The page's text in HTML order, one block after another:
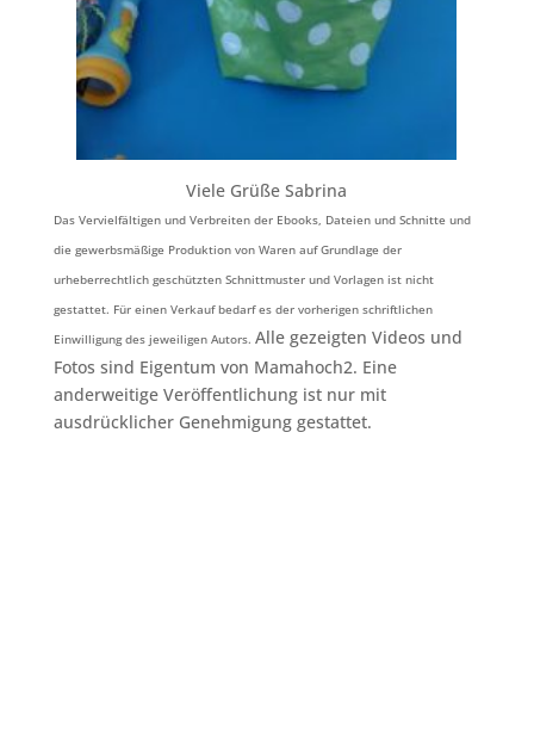
Viele Grüße Sabrina
Das Vervielfältigen und Verbreiten der Ebooks, Dateien und Schnitte und
die gewerbsmäßige Produktion von Waren auf Grundlage der
urheberrechtlich geschützten Schnittmuster und Vorlagen ist nicht
gestattet. Für einen Verkauf bedarf es der vorherigen schriftlichen
Einwilligung des jeweiligen Autors. Alle gezeigten Videos und
Fotos sind Eigentum von Mamahoch2. Eine
anderweitige Veröffentlichung ist nur mit
ausdrücklicher Genehmigung gestattet.